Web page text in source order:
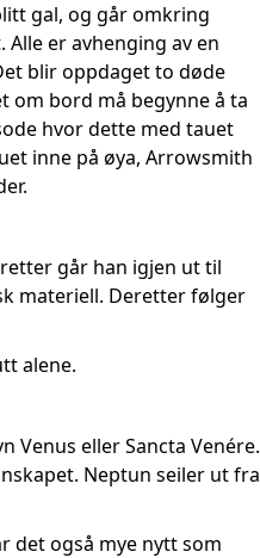
gal, og går omkring
er avhenging av en
blir oppdaget to døde
om bord må begynne å ta
hvor dette med tauet
inne på øya, Arrowsmith
går han igjen ut til
materiell. Deretter følger
alene.
Venus eller Sancta Venére.
Neptun seiler ut fra
det også mye nytt som